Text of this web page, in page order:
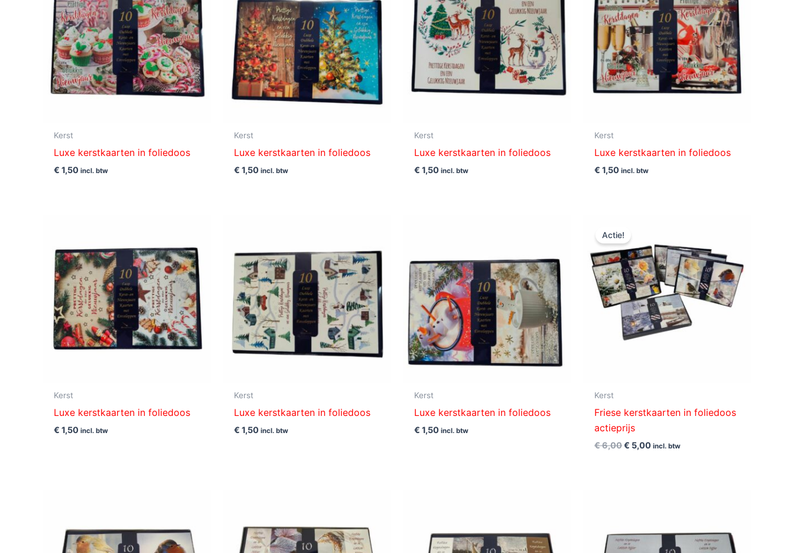
Kerst
Luxe kerstkaarten in foliedoos
€ 1,50 incl. btw
Kerst
Luxe kerstkaarten in foliedoos
€ 1,50 incl. btw
Kerst
Luxe kerstkaarten in foliedoos
€ 1,50 incl. btw
Kerst
Luxe kerstkaarten in foliedoos
€ 1,50 incl. btw
Kerst
Luxe kerstkaarten in foliedoos
€ 1,50 incl. btw
Kerst
Luxe kerstkaarten in foliedoos
€ 1,50 incl. btw
Kerst
Luxe kerstkaarten in foliedoos
€ 1,50 incl. btw
Actie!
Kerst
Friese kerstkaarten in foliedoos
actieprijs
€6,00
prijs
was:
€ 6,00.
€ 5,00
€ 5,00.
incl. btw